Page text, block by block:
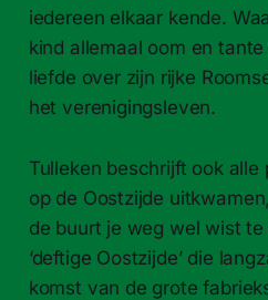
iedereen elkaar kende.
kind allemaal oom en
liefde over zijn rijke
het verenigingsleven.
Tulleken beschrijft ook
op de Oostzijde
de buurt je weg wel wist
‘deftige Oostzijde’ die
komst van de grote